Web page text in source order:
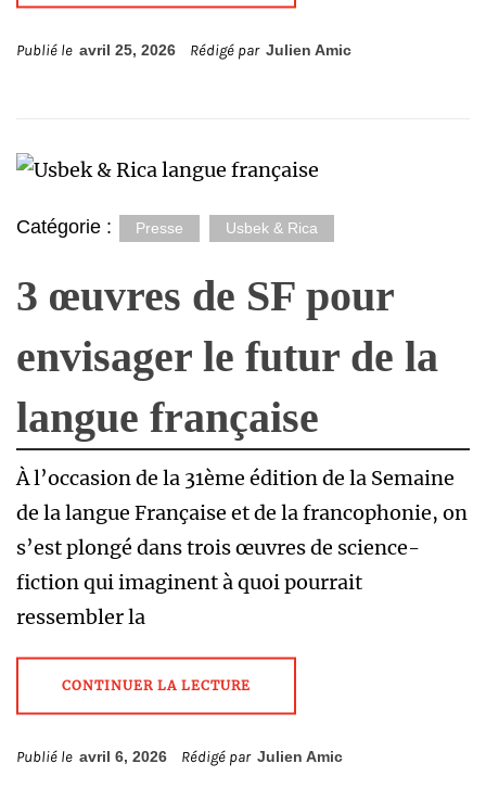
Publié le avril 25, 2026 Rédigé par Julien Amic
Catégorie : Presse Usbek & Rica
3 œuvres de SF pour
envisager le futur de la
langue française
À l’occasion de la 31ème édition de la Semaine
de la langue Française et de la francophonie, on
s’est plongé dans trois œuvres de science-
fiction qui imaginent à quoi pourrait
ressembler la
CONTINUER LA LECTURE
Publié le avril 6, 2026 Rédigé par Julien Amic